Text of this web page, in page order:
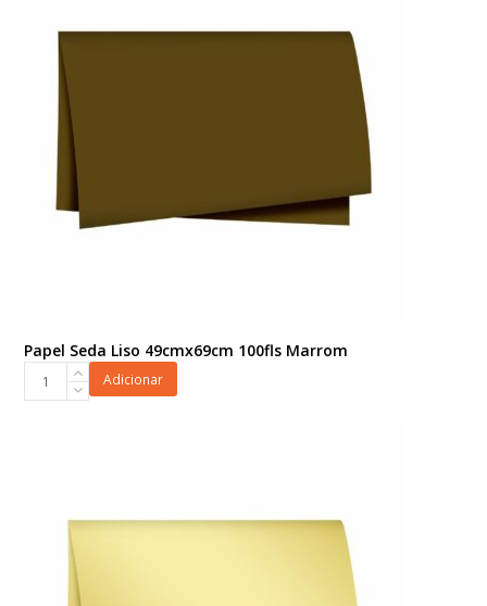
Papel Seda Liso 49cmx69cm 100fls Marrom
Adicionar